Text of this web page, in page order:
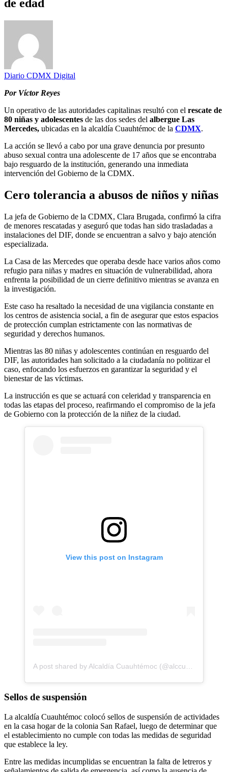
de edad
Diario CDMX Digital
Por Víctor Reyes
Un operativo de las autoridades capitalinas resultó con el rescate de
80 niñas y adolescentes de las dos sedes del albergue Las
Mercedes, ubicadas en la alcaldía Cuauhtémoc de la CDMX.
La acción se llevó a cabo por una grave denuncia por presunto
abuso sexual contra una adolescente de 17 años que se encontraba
bajo resguardo de la institución, generando una inmediata
intervención del Gobierno de la CDMX.
Cero tolerancia a abusos de niños y niñas
La jefa de Gobierno de la CDMX, Clara Brugada, confirmó la cifra
de menores rescatadas y aseguró que todas han sido trasladadas a
instalaciones del DIF, donde se encuentran a salvo y bajo atención
especializada.
La Casa de las Mercedes que operaba desde hace varios años como
refugio para niñas y madres en situación de vulnerabilidad, ahora
enfrenta la posibilidad de un cierre definitivo mientras se avanza en
la investigación.
Este caso ha resaltado la necesidad de una vigilancia constante en
los centros de asistencia social, a fin de asegurar que estos espacios
de protección cumplan estrictamente con las normativas de
seguridad y derechos humanos.
Mientras las 80 niñas y adolescentes continúan en resguardo del
DIF, las autoridades han solicitado a la ciudadanía no politizar el
caso, enfocando los esfuerzos en garantizar la seguridad y el
bienestar de las víctimas.
La instrucción es que se actuará con celeridad y transparencia en
todas las etapas del proceso, reafirmando el compromiso de la jefa
de Gobierno con la protección de la niñez de la ciudad.
View this post on Instagram
Sellos de suspensión
La alcaldía Cuauhtémoc colocó sellos de suspensión de actividades
en la casa hogar de la colonia San Rafael, luego de determinar que
el establecimiento no cumple con todas las medidas de seguridad
que establece la ley.
Entre las medidas incumplidas se encuentran la falta de letreros y